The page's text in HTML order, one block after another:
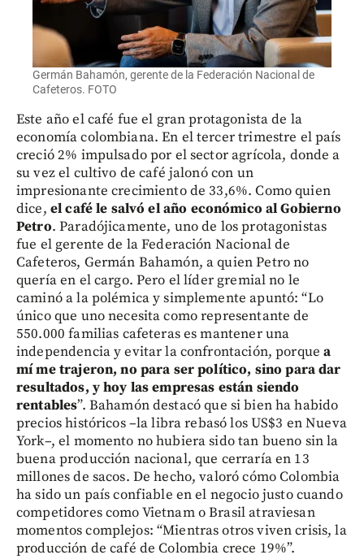
Germán Bahamón, gerente de la Federación Nacional de
Cafeteros. FOTO
Este año el café fue el gran protagonista de la
economía colombiana. En el tercer trimestre el país
creció 2% impulsado por el sector agrícola, donde a
su vez el cultivo de café jalonó con un
impresionante crecimiento de 33,6%. Como quien
dice, el café le salvó el año económico al Gobierno
Petro. Paradójicamente, uno de los protagonistas
fue el gerente de la Federación Nacional de
Cafeteros, Germán Bahamón, a quien Petro no
quería en el cargo. Pero el líder gremial no le
caminó a la polémica y simplemente apuntó: “Lo
único que uno necesita como representante de
550.000 familias cafeteras es mantener una
independencia y evitar la confrontación, porquea
mí me trajeron, no para ser político, sino para dar
resultados, y hoy las empresas están siendo
rentables”. Bahamón destacó que si bien ha habido
precios históricos –la libra rebasó los US$3 en Nueva
York–, el momento no hubiera sido tan bueno sin la
buena producción nacional, que cerraría en 13
millones de sacos. De hecho, valoró cómo Colombia
ha sido un país confiable en el negocio justo cuando
competidores como Vietnam o Brasil atraviesan
momentos complejos: “Mientras otros viven crisis, la
producción de café de Colombia crece 19%”.